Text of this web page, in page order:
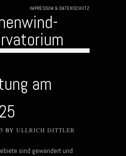
IMPRESSUM & DATENSCHUTZ
am
BY ULLRICH DITTLER
sind gewandert und